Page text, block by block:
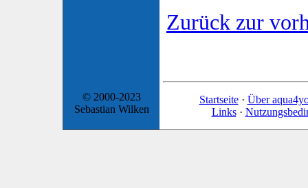
Zurück zur
© 2000-2023
Sebastian Wilken
Startseite· Über
Links·